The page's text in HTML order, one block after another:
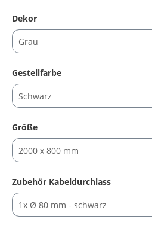
Dekorauswählen
Gestellfarbeauswählen
Größeauswählen
Zubehör Kabeldurchlassauswählen